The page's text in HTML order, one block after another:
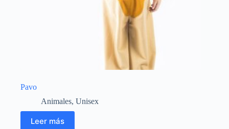
Pavo
Animales, Unisex
Leer más